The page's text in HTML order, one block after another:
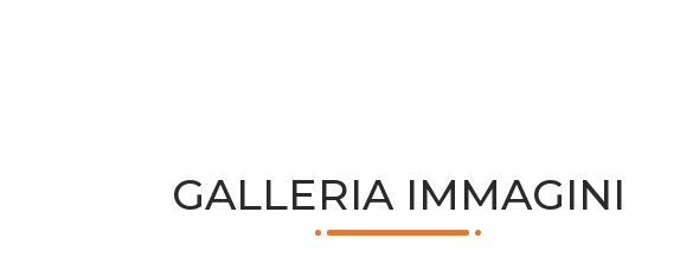
GALLERIA IMMAGINI